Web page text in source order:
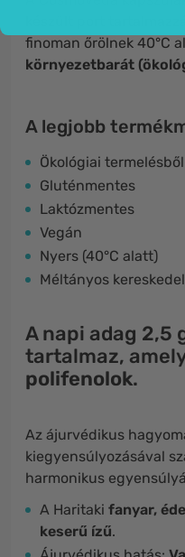
finoman őrölnek 40°C
környezetbarát
A legjobb
Ökológiai termelésből
Gluténmentes
Laktózmentes
Vegán
Nyers (40°C alatt)
Méltányos
A napi adag 2,5
tartalmaz,
polifenolok.
Az ájurvédikus
kiegyensúlyozásával
harmonikus
A Haritaki fanyar,
keserű ízű.